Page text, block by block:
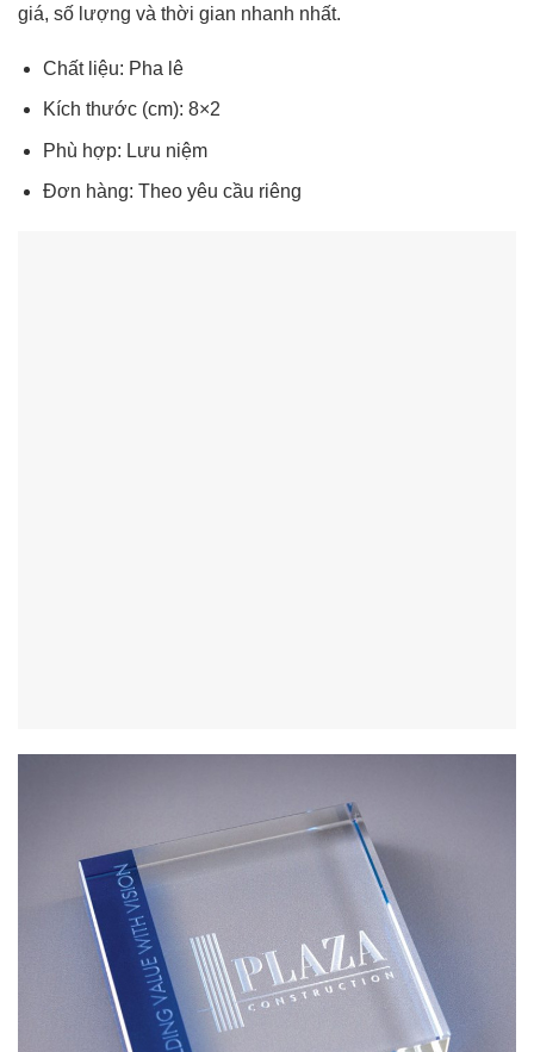
giá, số lượng và thời gian nhanh nhất.
Chất liệu: Pha lê
Kích thước (cm): 8×2
Phù hợp: Lưu niệm
Đơn hàng: Theo yêu cầu riêng